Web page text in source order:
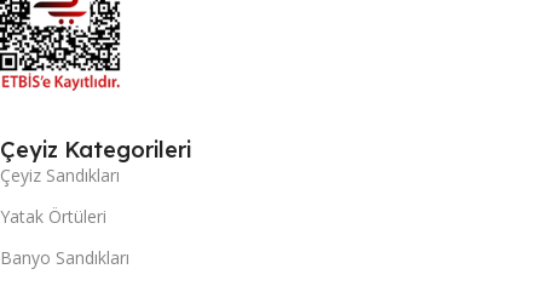
Çeyiz Kategorileri
Çeyiz Sandıkları
Yatak Örtüleri
Banyo Sandıkları